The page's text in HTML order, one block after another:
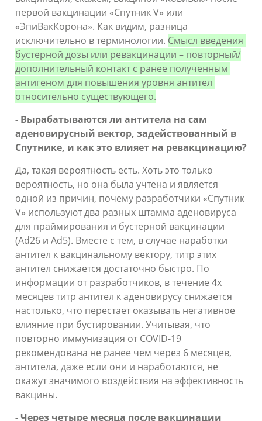
первой вакцинации «Спутник V» или
«ЭпиВакКорона». Как видим, разница
исключительно в терминологии. Смысл введения
бустерной дозы или ревакцинации – повторный/
дополнительный контакт с ранее полученным
антигеном для повышения уровня антител
относительно существующего.
- Вырабатываются ли антитела на сам
аденовирусный вектор, задействованный в
Спутнике, и как это влияет на ревакцинацию?
Да, такая вероятность есть. Хоть это только
вероятность, но она была учтена и является
одной из причин, почему разработчики «Спутник
V» используют два разных штамма аденовируса
для праймирования и бустерной вакцинации
(Ad26 и Ad5). Вместе с тем, в случае наработки
антител к вакцинальному вектору, титр этих
антител снижается достаточно быстро. По
информации от разработчиков, в течение 4х
месяцев титр антител к аденовирусу снижается
настолько, что перестает оказывать негативное
влияние при бустировании. Учитывая, что
повторно иммунизация от COVID-19
рекомендована не ранее чем через 6 месяцев,
антитела, даже если они и наработаются, не
окажут значимого воздействия на эффективность
вакцины.
- Через четыре месяца после вакцинации